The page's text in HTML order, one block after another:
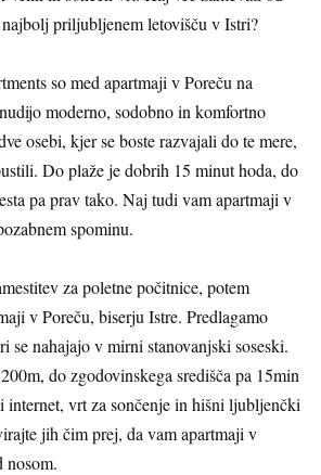
priljubljenem letovišču v Istri?
so med apartmaji v Poreču na
moderno, sodobno in komfortno
osebi, kjer se boste razvajali do te mere,
Do plaže je dobrih 15 minut hoda, do
pa prav tako. Naj tudi vam apartmaji v
spominu.
za poletne počitnice, potem
v Poreču, biserju Istre. Predlagamo
se nahajajo v mirni stanovanjski soseski.
do zgodovinskega središča pa 15min
vrt za sončenje in hišni ljubljenčki
jih čim prej, da vam apartmaji v
nosom.